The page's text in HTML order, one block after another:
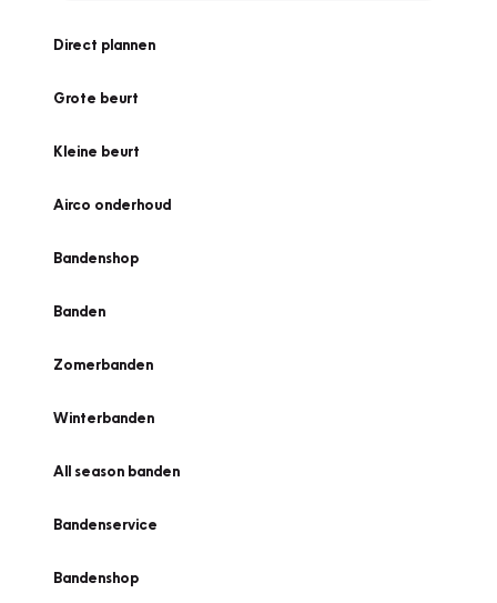
Direct plannen
Grote beurt
Kleine beurt
Airco onderhoud
Bandenshop
Banden
Zomerbanden
Winterbanden
All season banden
Bandenservice
Bandenshop